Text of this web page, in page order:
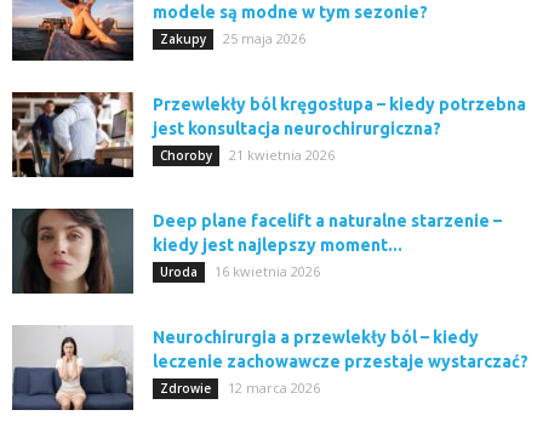
modele są modne w tym sezonie?
Zakupy 25 maja 2026
Przewlekły ból kręgosłupa – kiedy potrzebna
jest konsultacja neurochirurgiczna?
Choroby 21 kwietnia 2026
Deep plane facelift a naturalne starzenie –
kiedy jest najlepszy moment...
Uroda 16 kwietnia 2026
Neurochirurgia a przewlekły ból – kiedy
leczenie zachowawcze przestaje wystarczać?
Zdrowie 12 marca 2026